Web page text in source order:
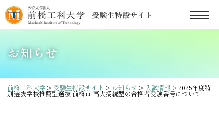
お知らせ
前橋工科大学 > 受験生特設サイト > お知らせ > 入試情報 > 2025年度特
別選抜学校推薦型選抜 前橋市 高大接続型の合格者受験番号について